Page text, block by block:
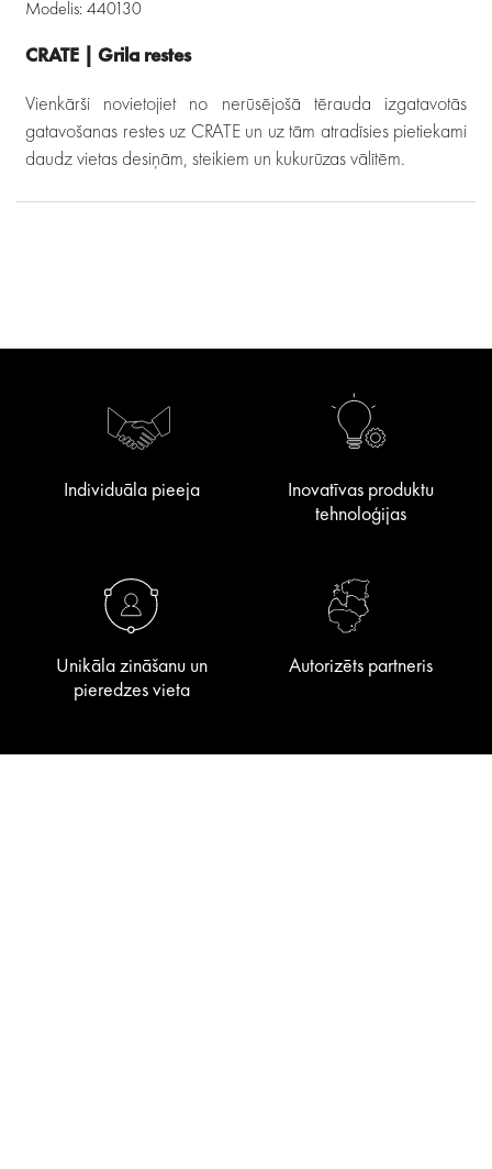
Modelis: 440130
CRATE | Grila restes
Vienkārši novietojiet no nerūsējošā tērauda izgatavotās
gatavošanas restes uz CRATE un uz tām atradīsies pietiekami
daudz vietas desiņām, steikiem un kukurūzas vālītēm.
Individuāla pieeja
Inovatīvas produktu
tehnoloģijas
Unikāla zināšanu un
pieredzes vieta
Autorizēts partneris